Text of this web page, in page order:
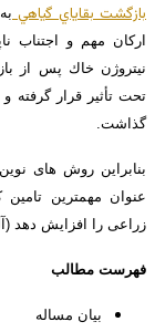
بازگشت بقاياي گياهي
اركان مهم و اجتناب­
نيتروژن خاك پس از
تحت تأثير قرار گرفته
گذاشت.
بنابراین روش ­های
عنوان مهمترین تامین­
زراعی را افزایش دهد (آلورز
فهرست مطالب
بیان مساله